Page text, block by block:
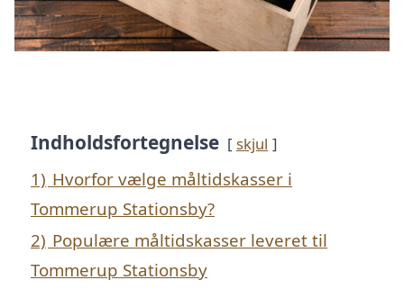
Indholdsfortegnelse skjul
1) Hvorfor vælge måltidskasser i
Tommerup Stationsby?
2) Populære måltidskasser leveret til
Tommerup Stationsby